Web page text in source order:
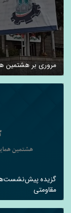
مروری بر هشتمین
گزیده
مقاومتی